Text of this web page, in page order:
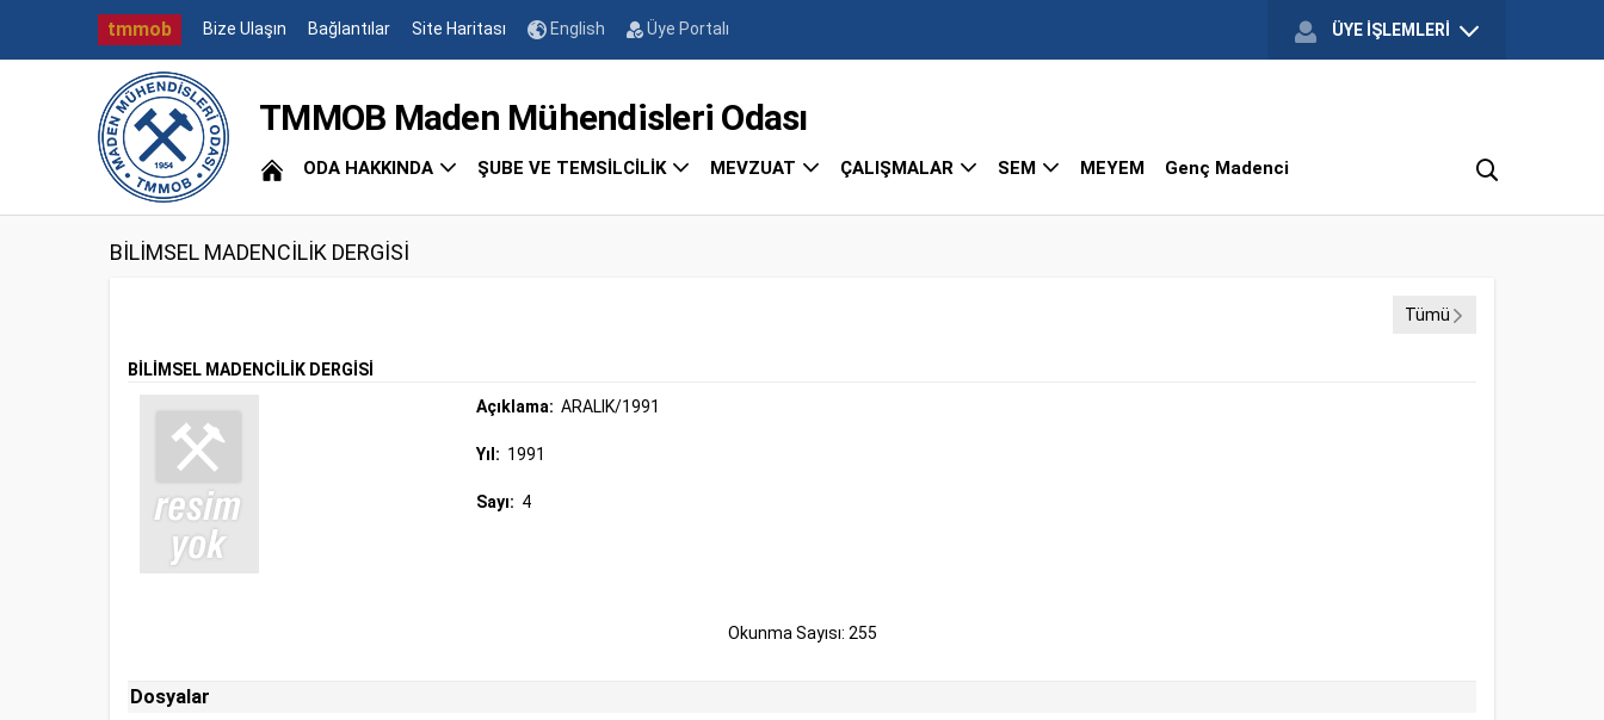
tmmob Bize Ulaşın Bağlantılar Site Haritası English Üye Portalı ÜYE İŞLEMLERİ
TMMOB Maden Mühendisleri Odası
ODA HAKKINDA ŞUBE VE TEMSİLCİLİK MEVZUAT ÇALIŞMALAR SEM MEYEM Genç Madenci
BİLİMSEL MADENCİLİK DERGİSİ
Tümü
BİLİMSEL MADENCİLİK DERGİSİ
Açıklama: ARALIK/1991
Yıl: 1991
Sayı: 4
Okunma Sayısı: 255
Dosyalar